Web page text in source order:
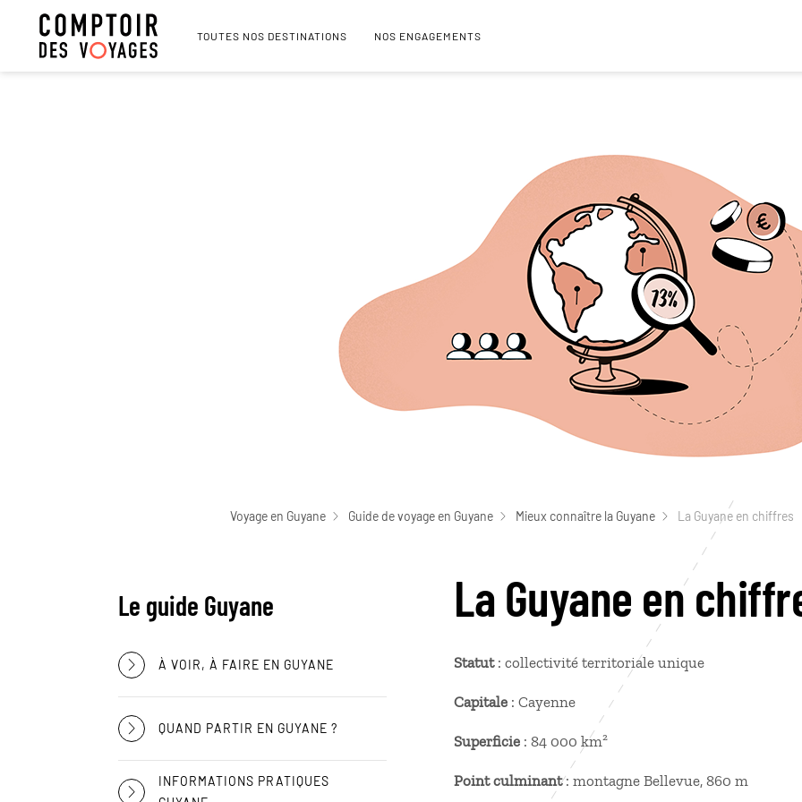
TOUTES NOS DESTINATIONS NOS ENGAGEMENTS
Voyage en Guyane Guide de voyage en Guyane Mieux connaître la Guyane La Guyane en chiffres
Le guide Guyane
À VOIR, À FAIRE EN GUYANE
QUAND PARTIR EN GUYANE ?
INFORMATIONS PRATIQUES
La Guyane en
Statut: collectivité territoriale unique
Capitale : Cayenne
Superficie : 84 000 km²
Point culminant: montagne Bellevue, 860 m